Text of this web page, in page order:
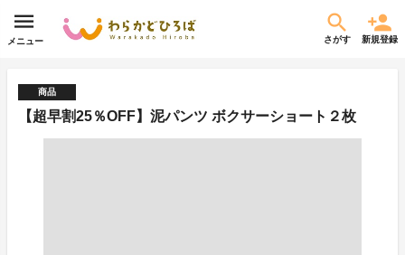
メニュー さがす 新規登録
商品
【超早割25％OFF】泥パンツ ボクサーショート２枚